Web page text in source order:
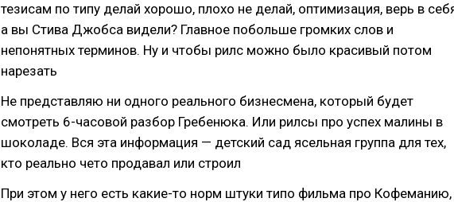
тезисам по типу делай хорошо, плохо не делай, оптимизация, верь в
а вы Стива Джобса видели? Главное побольше громких слов и
непонятных терминов. Ну и чтобы рилс можно было красивый потом
нарезать
Не представляю ни одного реального бизнесмена, который будет
смотреть 6-часовой разбор Гребенюка. Или рилсы про успех малины в
шоколаде. Вся эта информация — детский сад ясельная группа для тех,
кто реально чето продавал или строил
При этом у него есть какие-то норм штуки типо фильма про Кофеманию,